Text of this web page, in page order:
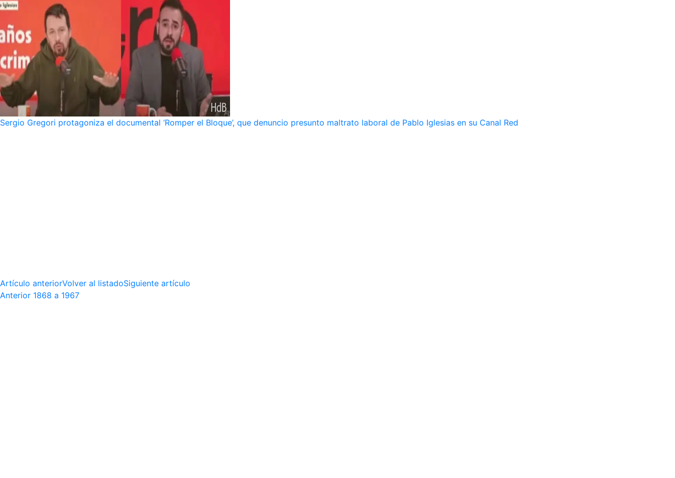
Sergio Gregori protagoniza el documental ‘Romper el Bloque’, que denuncio presunto maltrato laboral de Pablo Iglesias en su Canal Red
Artículo anteriorVolver al listadoSiguiente artículo
Anterior 1868 a 1967